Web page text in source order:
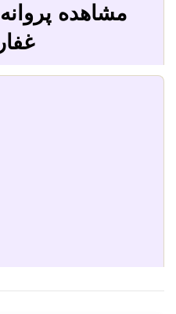
مشاهده